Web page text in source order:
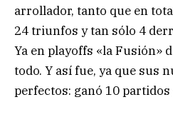
arrollador, tanto que en
24 triunfos y tan sólo 4
Ya en playoffs «la Fusión»
todo. Y así fue, ya que sus
perfectos: ganó 10